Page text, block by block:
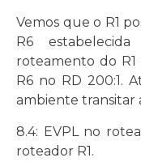
Vemos que o R1
R6
roteamento do
R6 no RD 200:1.
ambiente transitar
8.4: EVPL no
roteador R1.